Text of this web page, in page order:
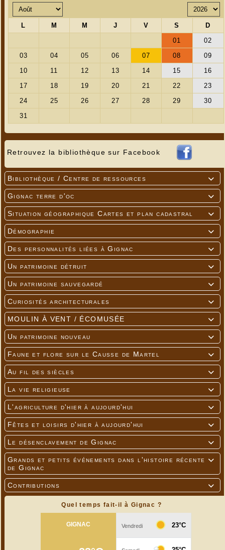
Retrouvez la bibliothèque sur Facebook

Bibliothèque / Centre de ressources

Gignac terre d'oc

Situation géographique Cartes et plan cadastral

Démographie

Des personnalités liées à Gignac

Un patrimoine détruit

Un patrimoine sauvegardé

Curiosités architecturales

MOULIN À VENT / ÉCOMUSÉE

Un patrimoine nouveau

Faune et flore sur le Causse de Martel

Au fil des siècles

La vie religieuse

L'agriculture d'hier à aujourd'hui

Fêtes et loisirs d'hier à aujourd'hui

Le désenclavement de Gignac

Grands et petits événements dans l'histoire récente
de Gignac

Contributions
Quel temps fait-il à Gignac ?